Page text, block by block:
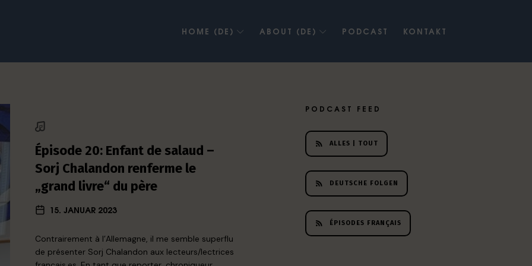
HOME (DE) ABOUT (DE) PODCAST KONTAKT
Épisode 20: Enfant de salaud –
Sorj Chalandon renferme le
„grand livre“ du père
15. JANUAR 2023
Contrairement à l’Allemagne, il me semble superflu
de présenter Sorj Chalandon aux lecteurs/lectrices
PODCAST FEED
ALLES | TOUT
DEUTSCHE FOLGEN
ÉPISODES FRANÇAIS